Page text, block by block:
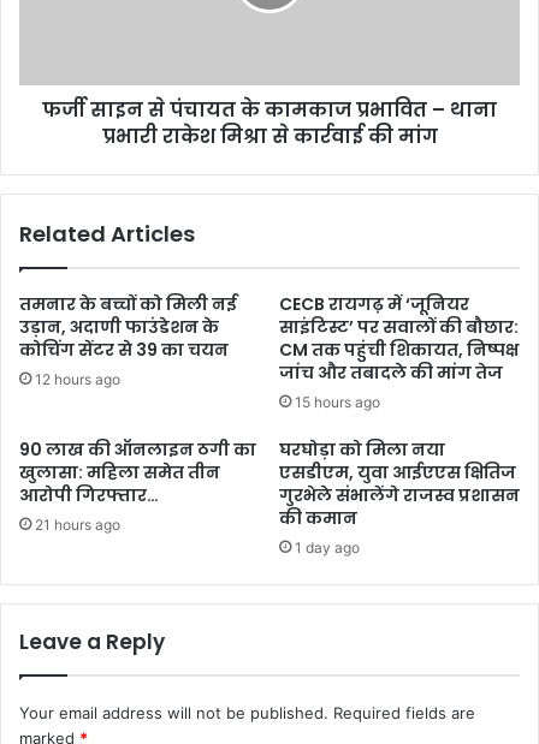
फर्जी साइन से पंचायत के कामकाज प्रभावित – थाना
प्रभारी राकेश मिश्रा से कार्रवाई की मांग
Related Articles
तमनार के बच्चों को मिली नई
उड़ान, अदाणी फाउंडेशन के
कोचिंग सेंटर से 39 का चयन
12 hours ago
CECB रायगढ़ में ‘जूनियर
साइंटिस्ट’ पर सवालों की बौछार:
CM तक पहुंची शिकायत, निष्पक्ष
जांच और तबादले की मांग तेज
15 hours ago
90 लाख की ऑनलाइन ठगी का
खुलासा: महिला समेत तीन
आरोपी गिरफ्तार…
21 hours ago
घरघोड़ा को मिला नया
एसडीएम, युवा आईएएस क्षितिज
गुरभेले संभालेंगे राजस्व प्रशासन
की कमान
1 day ago
Leave a Reply
Your email address will not be published. Required fields are
marked *